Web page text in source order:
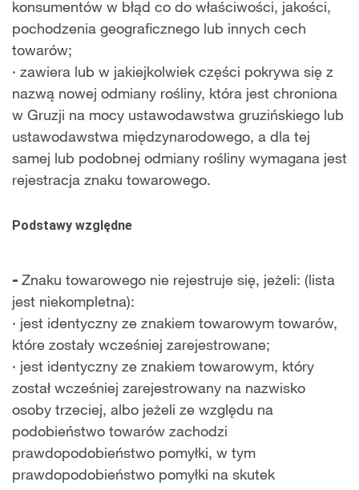
konsumentów w błąd co do właściwości, jakości,
pochodzenia geograficznego lub innych cech
towarów;
· zawiera lub w jakiejkolwiek części pokrywa się z
nazwą nowej odmiany rośliny, która jest chroniona
w Gruzji na mocy ustawodawstwa gruzińskiego lub
ustawodawstwa międzynarodowego, a dla tej
samej lub podobnej odmiany rośliny wymagana jest
rejestracja znaku towarowego.
Podstawy względne
- Znaku towarowego nie rejestruje się, jeżeli: (lista
jest niekompletna):
· jest identyczny ze znakiem towarowym towarów,
które zostały wcześniej zarejestrowane;
· jest identyczny ze znakiem towarowym, który
został wcześniej zarejestrowany na nazwisko
osoby trzeciej, albo jeżeli ze względu na
podobieństwo towarów zachodzi
prawdopodobieństwo pomyłki, w tym
prawdopodobieństwo pomyłki na skutek